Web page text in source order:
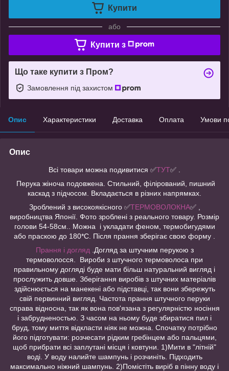
Купити
або
Купити з
Що таке купити з Пром?
Замовлення під захистом
Опис Характеристики Доставка Оплата Умови
Опис
Всі товари можна подивитися ✅ТУТ✅ .
Перука жіноча подовжена. Стильний, філірований, пишний
каскад з підчосом. Вкладається в різних напрямках.
Зроблений з високоякісного ✅ТЕРМОВОЛОКНА✅ ,
виробництва Японії. Фото зроблені з реального товару. Розмір
голови 54-58см.. Можна і укладати феном, термобигудями
або праскою до 180*С. Після прання зберігає свою форму .
Прання і догляд .Догляд за штучним перукою з
термоволосся. Вироби з штучного термоволоса при
правильному догляді буде мати більш натуральний вигляд і
прослужить довше. Зберігання виробів з штучних матеріалів
здійснюється на манекені або підставці, так вони збережуть
свій первинний вигляд. Частота прання штучного перуки
справа відносна, так як вона пов'язана з регулярністю носіння
і забрудненостью. З часом на ньому буде збиратися пил і
бруд, тому миття відкласти ніяк не можна. Спочатку потрібно
його підготувати: розчесати рідким гребінцем або пальцями,
щоб прибрати всі заплутані місця і ковтуни. 1)Мити в "літній"
воді. У воду налийте шампунь і розчиніть. Підходить
максимально ніжний шампунь. 2)Помістіть виріб в пінну воду і